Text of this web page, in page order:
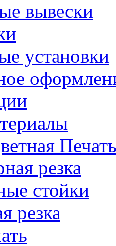
вывески
установки
Печать
резка
стойки
резка